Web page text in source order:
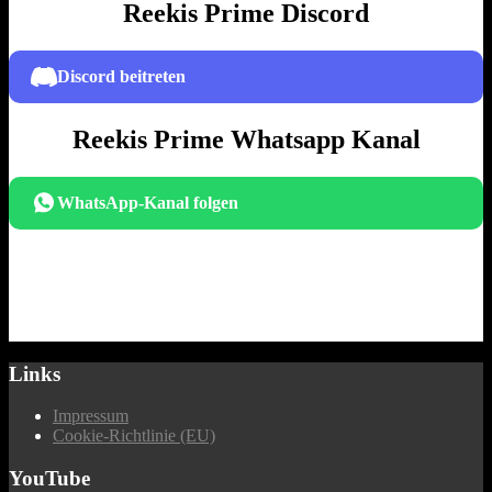
Reekis Prime Discord
Discord beitreten
Reekis Prime Whatsapp Kanal
WhatsApp-Kanal folgen
Links
Impressum
Cookie-Richtlinie (EU)
YouTube